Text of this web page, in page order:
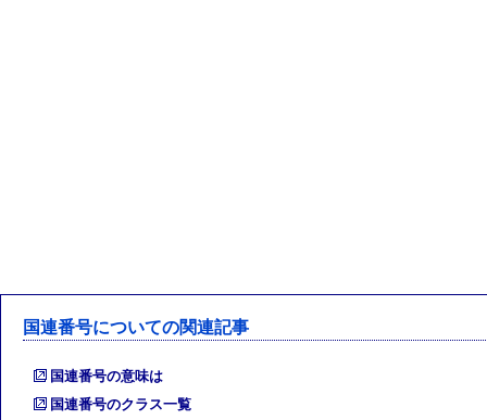
国連番号についての関連記事
国連番号の意味は
国連番号のクラス一覧